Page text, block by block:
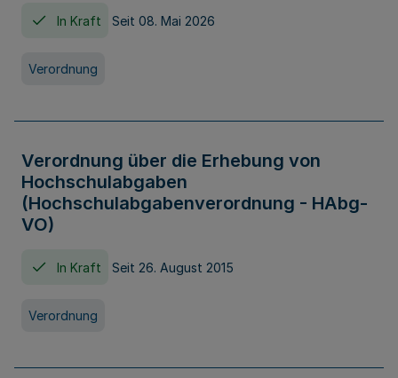
In Kraft Seit 08. Mai 2026
Verordnung
Verordnung über die Erhebung von
Hochschulabgaben
(Hochschulabgabenverordnung - HAbg-
VO)
In Kraft Seit 26. August 2015
Verordnung